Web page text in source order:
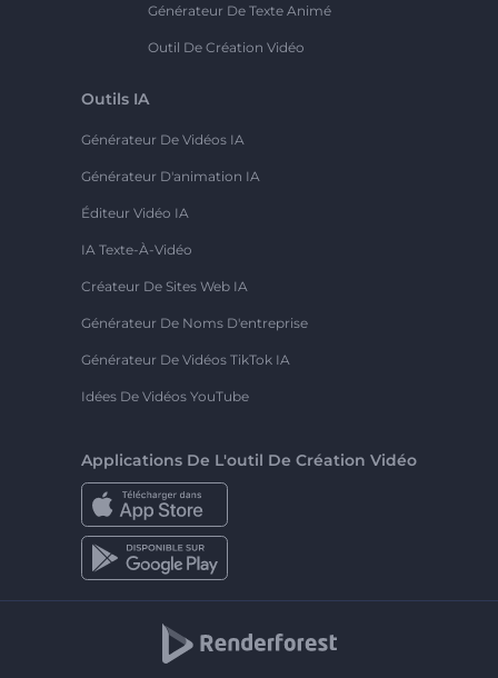
Générateur De Texte Animé
Outil De Création Vidéo
Outils IA
Générateur De Vidéos IA
Générateur D'animation IA
Éditeur Vidéo IA
IA Texte-À-Vidéo
Créateur De Sites Web IA
Générateur De Noms D'entreprise
Générateur De Vidéos TikTok IA
Idées De Vidéos YouTube
Applications De L'outil De Création Vidéo